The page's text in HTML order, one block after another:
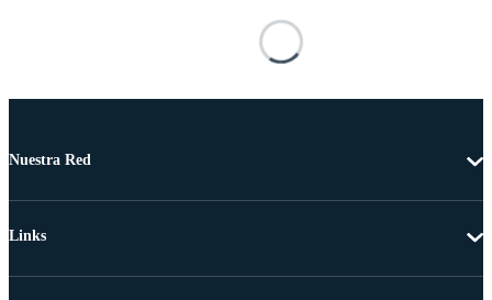
Nuestra Red
Links